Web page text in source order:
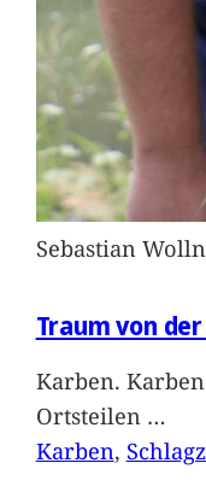
Sebastian
Traum von
Karben.
Ortsteilen …
Karben,